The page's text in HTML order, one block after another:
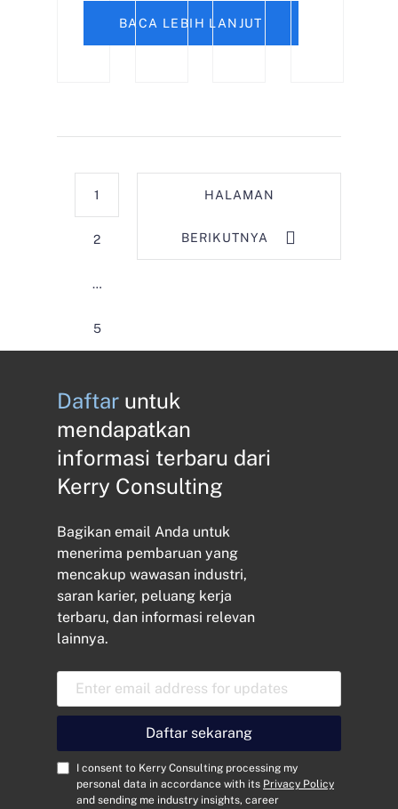
BACA LEBIH LANJUT
HALAMAN
BERIKUTNYA
1
2
…
5
Daftar untuk
mendapatkan
informasi terbaru dari
Kerry Consulting
Bagikan email Anda untuk
menerima pembaruan yang
mencakup wawasan industri,
saran karier, peluang kerja
terbaru, dan informasi relevan
lainnya.
A
a
a
t
C
I consent to Kerry Consulting processing my
personal data in accordance with its Privacy Policy
and sending me industry insights, career
Daftar sekarang